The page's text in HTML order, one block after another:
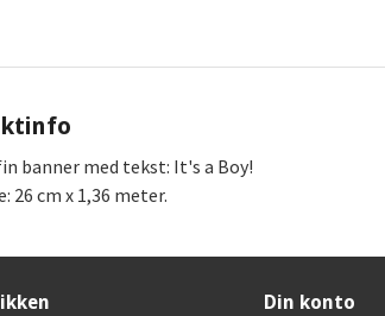
banner med tekst: It's a Boy!
26 cm x 1,36 meter.
Din konto